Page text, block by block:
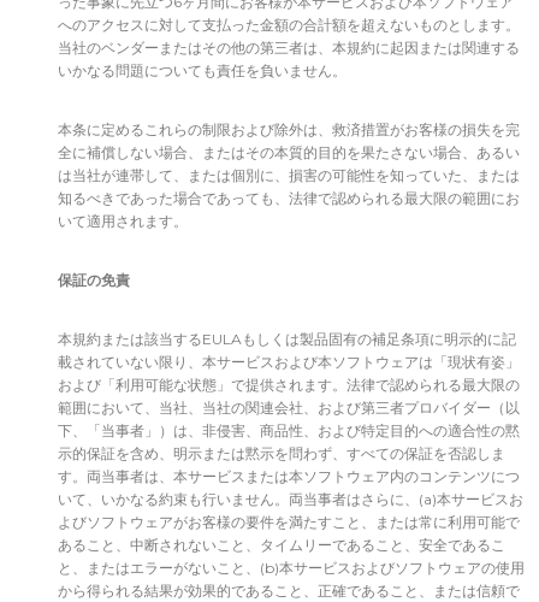
へのアクセスに対して支払った金額の合計額を超えないものとします。
当社のベンダーまたはその他の第三者は、本規約に起因または関連する
いかなる問題についても責任を負いません。
本条に定めるこれらの制限および除外は、救済措置がお客様の損失を完
全に補償しない場合、またはその本質的目的を果たさない場合、あるい
は当社が連帯して、または個別に、損害の可能性を知っていた、または
知るべきであった場合であっても、法律で認められる最大限の範囲にお
いて適用されます。
保証の免責
本規約または該当するEULAもしくは製品固有の補足条項に明示的に記
載されていない限り、本サービスおよび本ソフトウェアは「現状有姿」
および「利用可能な状態」で提供されます。法律で認められる最大限の
範囲において、当社、当社の関連会社、および第三者プロバイダー（以
下、「当事者」）は、非侵害、商品性、および特定目的への適合性の黙
示的保証を含め、明示または黙示を問わず、すべての保証を否認しま
す。両当事者は、本サービスまたは本ソフトウェア内のコンテンツにつ
いて、いかなる約束も行いません。両当事者はさらに、(a)本サービスお
よびソフトウェアがお客様の要件を満たすこと、または常に利用可能で
あること、中断されないこと、タイムリーであること、安全であるこ
と、またはエラーがないこと、(b)本サービスおよびソフトウェアの使用
から得られる結果が効果的であること、正確であること、または信頼で